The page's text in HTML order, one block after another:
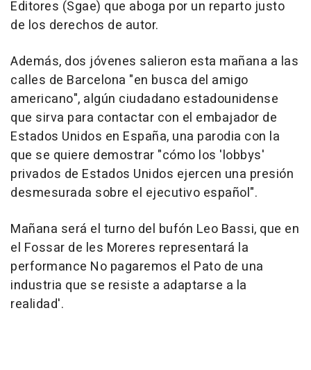
Editores (Sgae) que aboga por un reparto justo
de los derechos de autor.
Además, dos jóvenes salieron esta mañana a las
calles de Barcelona "en busca del amigo
americano", algún ciudadano estadounidense
que sirva para contactar con el embajador de
Estados Unidos en España, una parodia con la
que se quiere demostrar "cómo los 'lobbys'
privados de Estados Unidos ejercen una presión
desmesurada sobre el ejecutivo español".
Mañana será el turno del bufón Leo Bassi, que en
el Fossar de les Moreres representará la
performance No pagaremos el Pato de una
industria que se resiste a adaptarse a la
realidad'.